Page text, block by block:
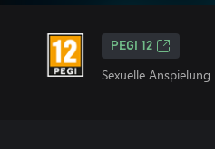
PEGI 12
Sexuelle Anspielung